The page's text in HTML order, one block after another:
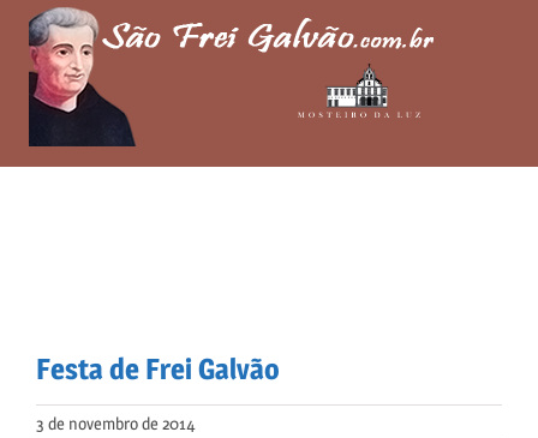
Skip
content
Festa de Frei Galvão
3 de novembro de 2014